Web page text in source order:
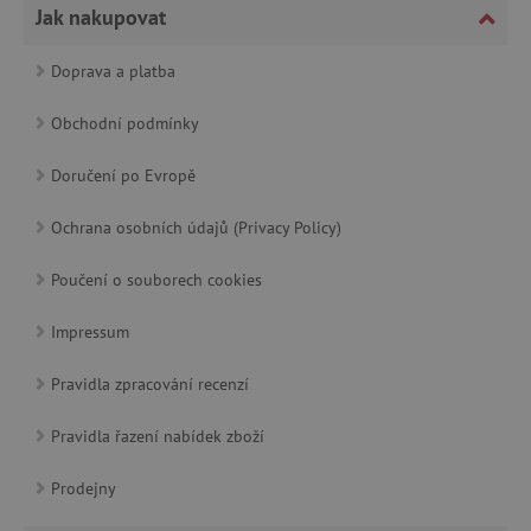
Jak nakupovat
Doprava a platba
Obchodní podmínky
Doručení po Evropě
Ochrana osobních údajů (Privacy Policy)
Poučení o souborech cookies
Impressum
Pravidla zpracování recenzí
Pravidla řazení nabídek zboží
Prodejny
cjConsent